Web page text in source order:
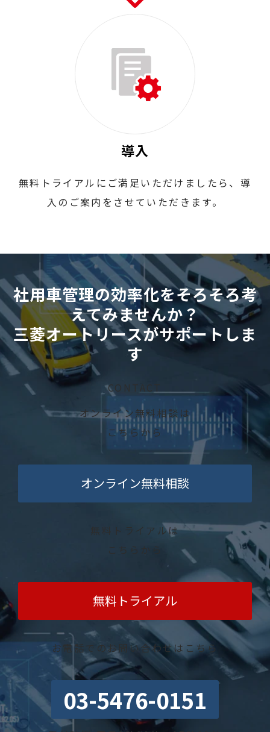
導入
無料トライアルにご満足いただけましたら、導
入のご案内をさせていただきます。
社用車管理の効率化をそろそろ考
えてみませんか？
三菱オートリースがサポートしま
す
CONTACT
オンライン無料相談は
こちらから
オンライン無料相談
無料トライアルは
こちらから
無料トライアル
お電話でのお問い合わせはこちら
03-5476-0151